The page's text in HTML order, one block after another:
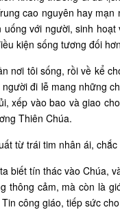
cao nguyên hay
uống với người, sinh
kiện sống tương đối
nơi tôi sống, rồi về kể
đi lễ mang những
xếp vào bao và giao
Thiên Chúa.
từ trái tim nhân ái,
biết tín thác vào Chúa,
thông cảm, mà còn là
công giáo, tiếp sức